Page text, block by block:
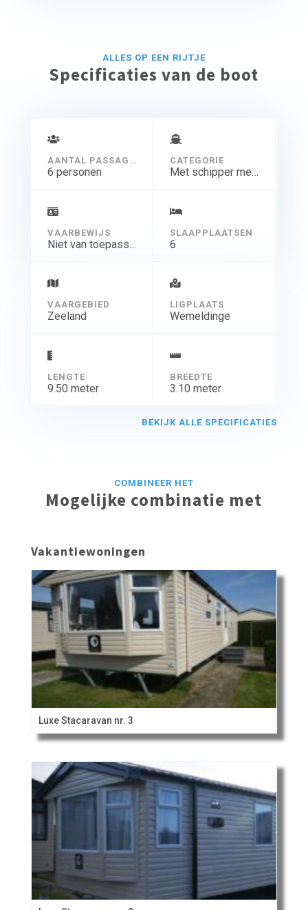
ALLES OP EEN RIJTJE
Specificaties van de boot
AANTAL PASSAGIERS
6 personen
CATEGORIE
Met schipper meer dagen
VAARBEWIJS
Niet van toepassing
SLAAPPLAATSEN
6
VAARGEBIED
Zeeland
LIGPLAATS
Wemeldinge
LENGTE
9.50 meter
BREEDTE
3.10 meter
BEKIJK ALLE SPECIFICATIES
COMBINEER HET
Mogelijke combinatie met
Vakantiewoningen
Luxe Stacaravan nr. 3